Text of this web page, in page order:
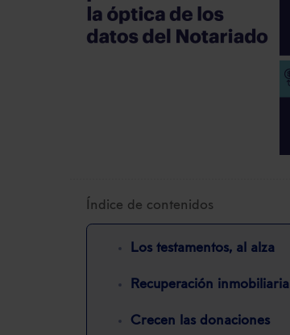
Índice de contenidos
Los testamentos, al alza
Recuperación inmobiliaria
Crecen las donaciones